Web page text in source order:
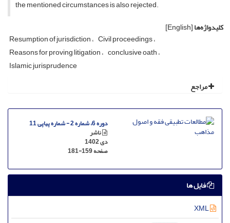
the mentioned circumstances is also rejected.
کلیدواژه‌ها[English]
Resumption of jurisdiction Civil proceedings
Reasons for proving litigation conclusive oath
Islamic jurisprudence
مراجع
دوره 6، شماره 2 - شماره پیاپی 11
ناشر
دی 1402
صفحه181-159
فایل ها